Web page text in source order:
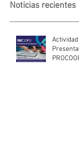
Noticias recientes